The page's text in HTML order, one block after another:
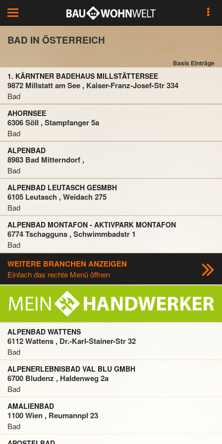
Toggle
navigation
BAD IN ÖSTERREICH
Basis Einträge
1. KÄRNTNER BADEHAUS MILLSTÄTTERSEE
9872 Millstatt am See , Kaiser-Franz-Josef-Str 334
Bad
AHORNSEE
6306 Söll , Stampfanger 5a
Bad
ALPENBAD
8983 Bad Mitterndorf ,
Bad
ALPENBAD LEUTASCH GESMBH
6105 Leutasch , Weidach 275
Bad
ALPENBAD MONTAFON - AKTIVPARK MONTAFON
6774 Tschagguns , Schwimmbadstr 1
Bad
WEITERE BRANCHEN ANZEIGEN
Einfach das rechte Menü öffnen
ALPENBAD WATTENS
6112 Wattens , Dr.-Karl-Stainer-Str 32
Bad
ALPENERLEBNISBAD VAL BLU GMBH
6700 Bludenz , Haldenweg 2a
Bad
AMALIENBAD
1100 Wien , Reumannpl 23
Bad